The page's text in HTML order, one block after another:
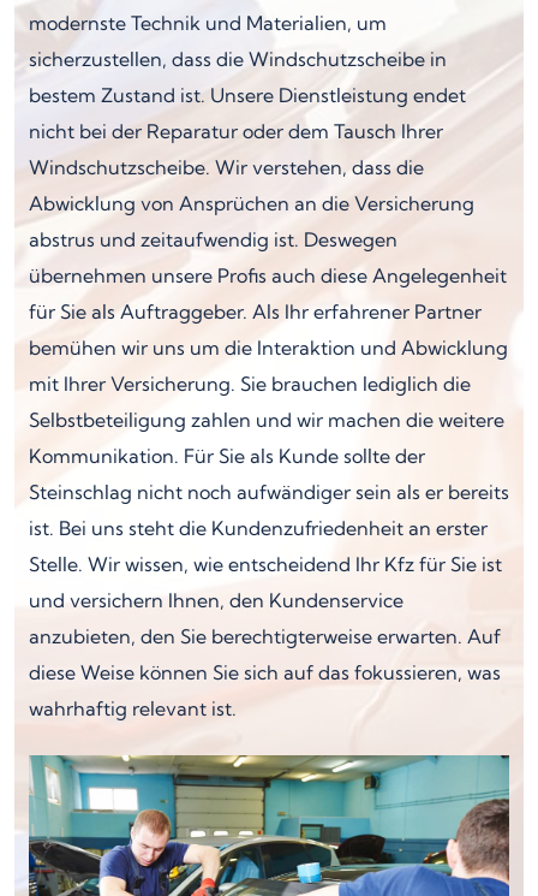
modernste Technik und Materialien, um
sicherzustellen, dass die Windschutzscheibe in
bestem Zustand ist. Unsere Dienstleistung endet
nicht bei der Reparatur oder dem Tausch Ihrer
Windschutzscheibe. Wir verstehen, dass die
Abwicklung von Ansprüchen an die Versicherung
abstrus und zeitaufwendig ist. Deswegen
übernehmen unsere Profis auch diese Angelegenheit
für Sie als Auftraggeber. Als Ihr erfahrener Partner
bemühen wir uns um die Interaktion und Abwicklung
mit Ihrer Versicherung. Sie brauchen lediglich die
Selbstbeteiligung zahlen und wir machen die weitere
Kommunikation. Für Sie als Kunde sollte der
Steinschlag nicht noch aufwändiger sein als er bereits
ist. Bei uns steht die Kundenzufriedenheit an erster
Stelle. Wir wissen, wie entscheidend Ihr Kfz für Sie ist
und versichern Ihnen, den Kundenservice
anzubieten, den Sie berechtigterweise erwarten. Auf
diese Weise können Sie sich auf das fokussieren, was
wahrhaftig relevant ist.